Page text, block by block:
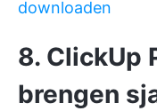
downloaden
8. ClickUp
brengen